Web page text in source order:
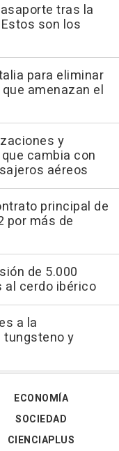
tras la
son los
para eliminar
amenazan el
y
cambia con
aéreos
principal de
por más de
de 5.000
al cerdo ibérico
a la
tungsteno y
ECONOMÍA
SOCIEDAD
CIENCIAPLUS